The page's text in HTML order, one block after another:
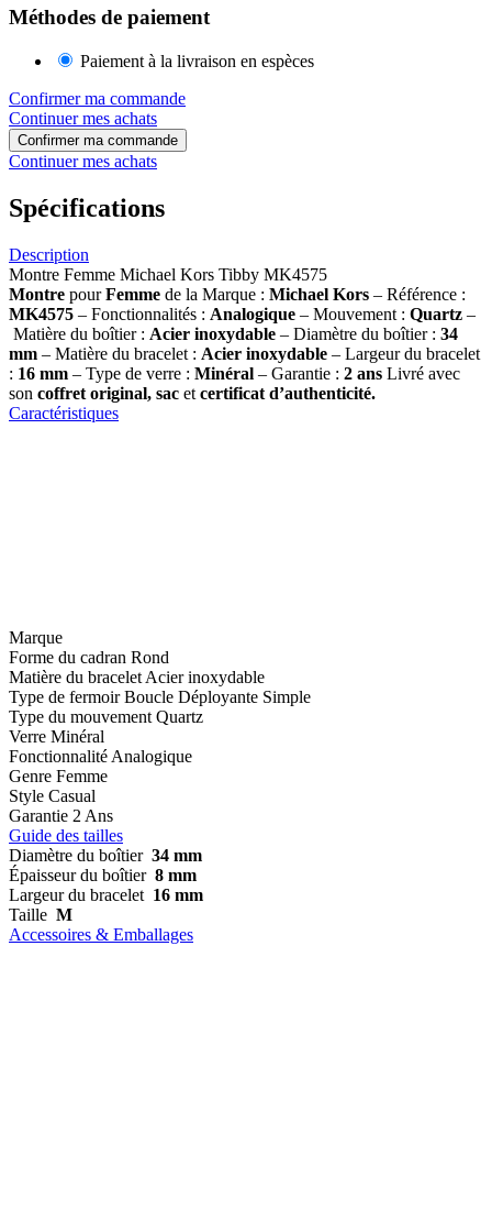
Méthodes de paiement
Paiement à la livraison en espèces
Confirmer ma commande
Continuer mes achats
Confirmer ma commande
Continuer mes achats
Spécifications
Description
Montre Femme Michael Kors Tibby MK4575
Montre pourFemme de la Marque : Michael Kors – Référence :
MK4575 – Fonctionnalités : Analogique – Mouvement : Quartz –
Matière du boîtier : Acier inoxydable – Diamètre du boîtier : 34
mm – Matière du bracelet : Acier inoxydable – Largeur du bracelet
: 16 mm – Type de verre : Minéral – Garantie : 2 ans Livré avec
son coffret original, sac et certificat d’authenticité.
Caractéristiques
Marque
Forme du cadran Rond
Matière du bracelet Acier inoxydable
Type de fermoir Boucle Déployante Simple
Type du mouvement Quartz
Verre Minéral
Fonctionnalité Analogique
Genre Femme
Style Casual
Garantie 2 Ans
Guide des tailles
Diamètre du boîtier 34 mm
Épaisseur du boîtier 8 mm
Largeur du bracelet 16 mm
Taille M
Accessoires & Emballages